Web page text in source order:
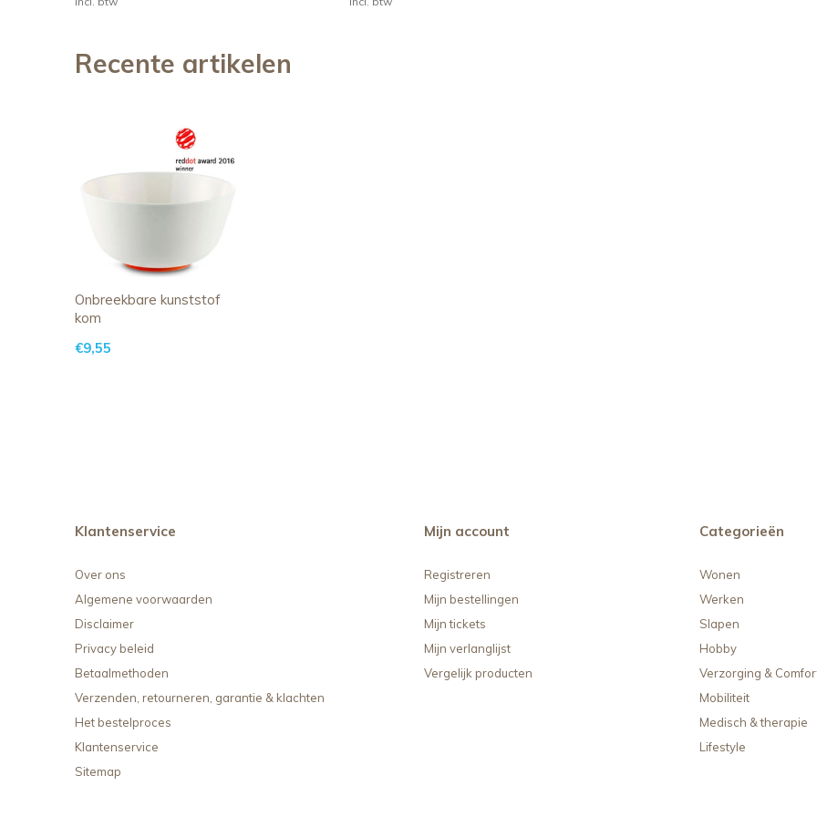
Recente artikelen
Onbreekbare kunststof
kom
€9,55
Klantenservice
Over ons
Algemene voorwaarden
Disclaimer
Privacy beleid
Betaalmethoden
Verzenden, retourneren, garantie & klachten
Het bestelproces
Klantenservice
Sitemap
Mijn account
Registreren
Mijn bestellingen
Mijn tickets
Mijn verlanglijst
Vergelijk producten
Categorieën
Wonen
Werken
Slapen
Hobby
Verzorging &
Mobiliteit
Medisch & therapie
Lifestyle